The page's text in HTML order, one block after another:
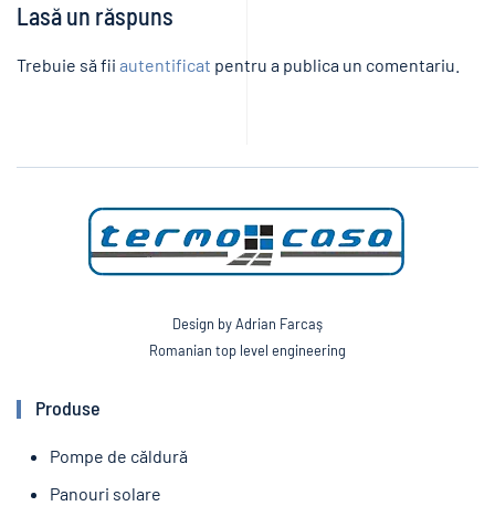
Lasă un răspuns
Trebuie să fii autentificat pentru a publica un comentariu.
Design by Adrian Farcaş
Romanian top level engineering
Produse
Pompe de căldură
Panouri solare